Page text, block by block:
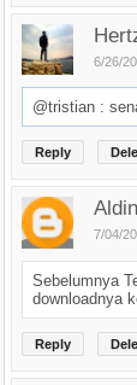
6/26/
@tristian :
Reply
7/04/
Sebelumnya
downloadnya
Reply